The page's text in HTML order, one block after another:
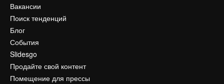
Вакансии
Поиск тенденций
Блог
События
Slidesgo
Продайте свой контент
Помещение для прессы